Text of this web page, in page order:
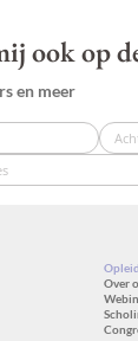
ook op
en meer
Over